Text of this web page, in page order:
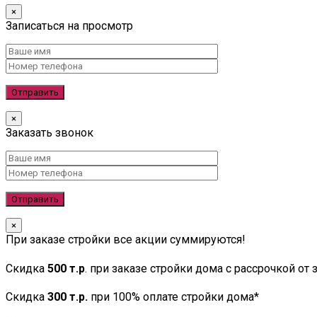
×
Записаться на просмотр
×
Заказать звонок
×
При заказе стройки все акции суммируются!
Скидка 500 т.р. при заказе стройки дома с рассрочкой от
Скидка 300 т.р. при 100% оплате стройки дома*